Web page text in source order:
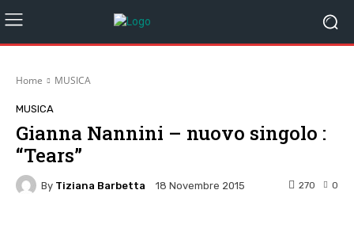
Home MUSICA
MUSICA
Gianna Nannini – nuovo singolo :
“Tears”
By Tiziana Barbetta 18 Novembre 2015 0
270